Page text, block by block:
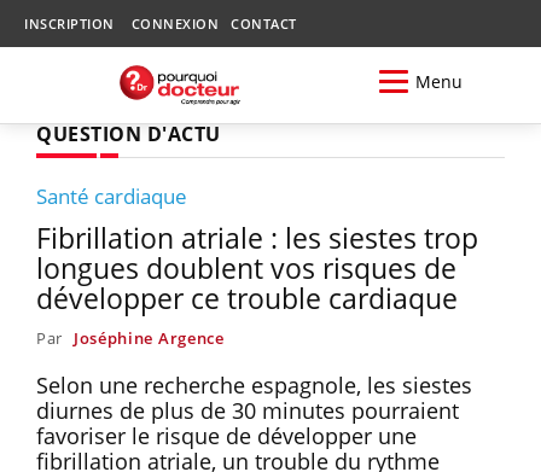
INSCRIPTION CONNEXION CONTACT
Menu
QUESTION D'ACTU
Santé cardiaque
Fibrillation atriale : les siestes trop
longues doublent vos risques de
développer ce trouble cardiaque
Par Joséphine Argence
Selon une recherche espagnole, les siestes
diurnes de plus de 30 minutes pourraient
favoriser le risque de développer une
fibrillation atriale, un trouble du rythme